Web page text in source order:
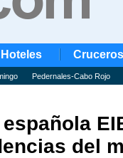
Hoteles Cruceros
Pedernales-Cabo Rojo
del